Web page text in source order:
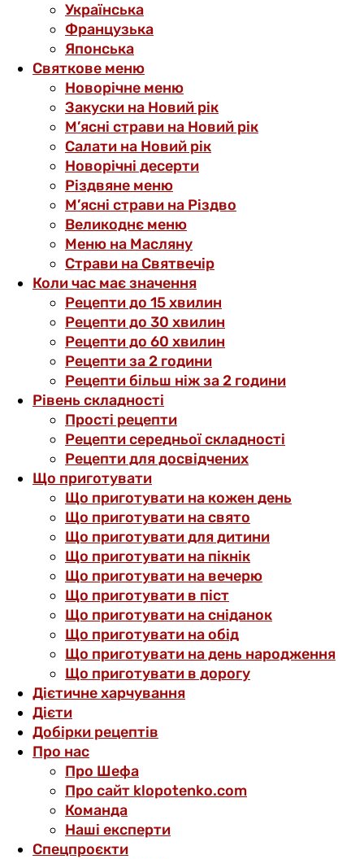
Українська
Французька
Японська
Святкове меню
Новорічне меню
Закуски на Новий рік
М’ясні страви на Новий рік
Салати на Новий рік
Новорічні десерти
Різдвяне меню
М’ясні страви на Різдво
Великоднє меню
Меню на Масляну
Страви на Святвечір
Коли час має значення
Рецепти до 15 хвилин
Рецепти до 30 хвилин
Рецепти до 60 хвилин
Рецепти за 2 години
Рецепти більш ніж за 2 години
Рівень складності
Прості рецепти
Рецепти середньої складності
Рецепти для досвідчених
Що приготувати
Що приготувати на кожен день
Що приготувати на свято
Що приготувати для дитини
Що приготувати на пікнік
Що приготувати на вечерю
Що приготувати в піст
Що приготувати на сніданок
Що приготувати на обід
Що приготувати на день народження
Що приготувати в дорогу
Дієтичне харчування
Дієти
Добірки рецептів
Про нас
Про Шефа
Про сайт klopotenko.com
Команда
Наші експерти
Спецпроєкти